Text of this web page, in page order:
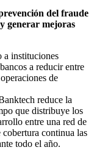
del fraude
generar mejoras
a instituciones
a reducir entre
de
reduce la
que distribuye los
entre una red de
cobertura continua las
todo el año.